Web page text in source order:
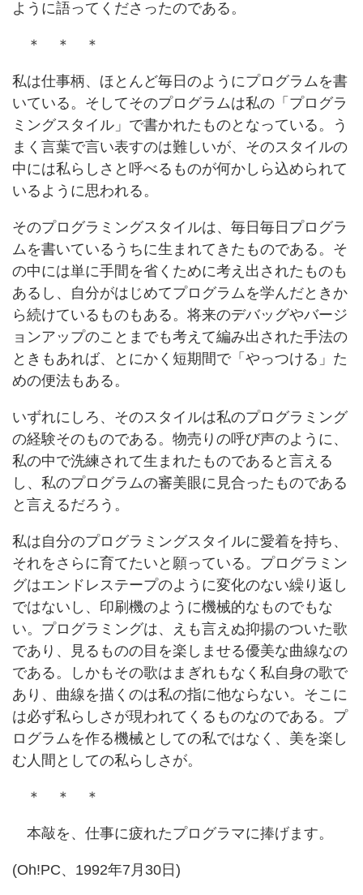
ように語ってくださったのである。
＊ ＊ ＊
私は仕事柄、ほとんど毎日のようにプログラムを書
いている。そしてそのプログラムは私の「プログラ
ミングスタイル」で書かれたものとなっている。う
まく言葉で言い表すのは難しいが、そのスタイルの
中には私らしさと呼べるものが何かしら込められて
いるように思われる。
そのプログラミングスタイルは、毎日毎日プログラ
ムを書いているうちに生まれてきたものである。そ
の中には単に手間を省くために考え出されたものも
あるし、自分がはじめてプログラムを学んだときか
ら続けているものもある。将来のデバッグやバージ
ョンアップのことまでも考えて編み出された手法の
ときもあれば、とにかく短期間で「やっつける」た
めの便法もある。
いずれにしろ、そのスタイルは私のプログラミング
の経験そのものである。物売りの呼び声のように、
私の中で洗練されて生まれたものであると言える
し、私のプログラムの審美眼に見合ったものである
と言えるだろう。
私は自分のプログラミングスタイルに愛着を持ち、
それをさらに育てたいと願っている。プログラミン
グはエンドレステープのように変化のない繰り返し
ではないし、印刷機のように機械的なものでもな
い。プログラミングは、えも言えぬ抑揚のついた歌
であり、見るものの目を楽しませる優美な曲線なの
である。しかもその歌はまぎれもなく私自身の歌で
あり、曲線を描くのは私の指に他ならない。そこに
は必ず私らしさが現われてくるものなのである。プ
ログラムを作る機械としての私ではなく、美を楽し
む人間としての私らしさが。
＊ ＊ ＊
本敲を、仕事に疲れたプログラマに捧げます。
(Oh!PC、1992年7月30日)